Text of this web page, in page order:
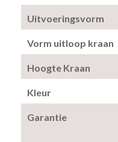
Uitvoeringsvorm
Vorm uitloop kraan
Hoogte Kraan
Kleur
Garantie